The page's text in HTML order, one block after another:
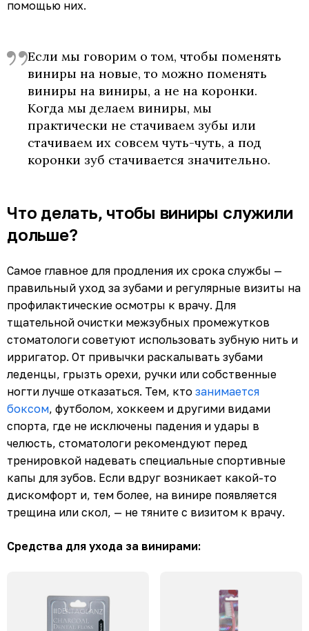
помощью них.
Если мы говорим о том, чтобы поменять
виниры на новые, то можно поменять
виниры на виниры, а не на коронки.
Когда мы делаем виниры, мы
практически не стачиваем зубы или
стачиваем их совсем чуть-чуть, а под
коронки зуб стачивается значительно.
Что делать, чтобы виниры служили
дольше?
Самое главное для продления их срока службы —
правильный уход за зубами и регулярные визиты на
профилактические осмотры к врачу. Для
тщательной очистки межзубных промежутков
стоматологи советуют использовать зубную нить и
ирригатор. От привычки раскалывать зубами
леденцы, грызть орехи, ручки или собственные
ногти лучше отказаться. Тем, кто занимается
боксом, футболом, хоккеем и другими видами
спорта, где не исключены падения и удары в
челюсть, стоматологи рекомендуют перед
тренировкой надевать специальные спортивные
капы для зубов. Если вдруг возникает какой-то
дискомфорт и, тем более, на винире появляется
трещина или скол, — не тяните с визитом к врачу.
Средства для ухода за винирами: